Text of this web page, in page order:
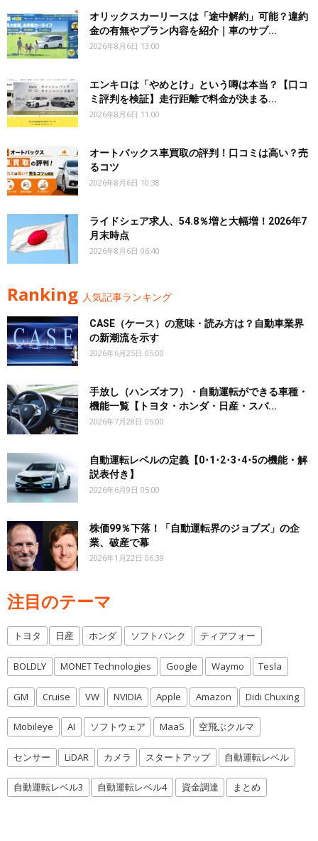
オリックスカーリースは「途中解約」可能？違約
金の有無やプラン内容を紹介｜車のサブ...
2026年8月6日 13:00
エンキロは「やめとけ」という噂は本当？【口コ
ミ評判を検証】走行距離で料金が決まる...
2026年8月6日 11:00
オートバックス車買取の評判！口コミは高い？売
るコツ
2026年8月6日 10:38
ライドシェア求人、54.8％増と大幅増！2026年7
月末時点
2026年8月6日 06:40
Ranking 人気記事ランキング
CASE（ケース）の意味・読み方は？自動車業界
の新潮流を示す
2026年6月25日 05:00
手放し（ハンズオフ）・自動運転ができる車種・
機能一覧【トヨタ・ホンダ・日産・スバ...
2026年7月28日 05:00
自動運転レベルの定義【0･1･2･3･4･5の機能・解
説表付き】
2026年6月9日 05:00
株価99％下落！「自動運転界のジョブズ」の企
業、破産で幕
2026年1月22日 06:39
注目のテーマ
トヨタ 日産 ホンダ ソフトバンク ティアフォー
BOLDLY MONET Technologies Google Waymo Tesla
GM Cruise VW NVIDIA Apple Amazon Didi Chuxing
Mobileye AI ソフトウェア MaaS 空飛ぶクルマ
センサー LiDAR カメラ スタートアップ 自動運転レベル
自動運転レベル3 自動運転レベル4 資金調達 まとめ